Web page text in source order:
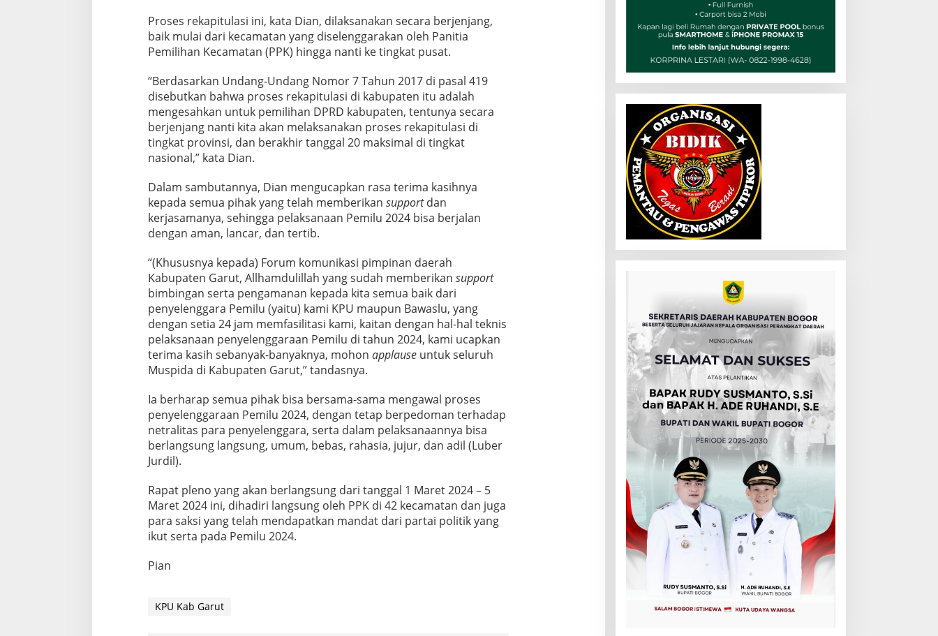
Proses rekapitulasi ini, kata Dian, dilaksanakan secara berjenjang,
baik mulai dari kecamatan yang diselenggarakan oleh Panitia
Pemilihan Kecamatan (PPK) hingga nanti ke tingkat pusat.
“Berdasarkan Undang-Undang Nomor 7 Tahun 2017 di pasal 419
disebutkan bahwa proses rekapitulasi di kabupaten itu adalah
mengesahkan untuk pemilihan DPRD kabupaten, tentunya secara
berjenjang nanti kita akan melaksanakan proses rekapitulasi di
tingkat provinsi, dan berakhir tanggal 20 maksimal di tingkat
nasional,” kata Dian.
Dalam sambutannya, Dian mengucapkan rasa terima kasihnya
kepada semua pihak yang telah memberikan supportdan
kerjasamanya, sehingga pelaksanaan Pemilu 2024 bisa berjalan
dengan aman, lancar, dan tertib.
“(Khususnya kepada) Forum komunikasi pimpinan daerah
Kabupaten Garut, Allhamdulillah yang sudah memberikan support
bimbingan serta pengamanan kepada kita semua baik dari
penyelenggara Pemilu (yaitu) kami KPU maupun Bawaslu, yang
dengan setia 24 jam memfasilitasi kami, kaitan dengan hal-hal teknis
pelaksanaan penyelenggaraan Pemilu di tahun 2024, kami ucapkan
terima kasih sebanyak-banyaknya, mohon applauseuntuk seluruh
Muspida di Kabupaten Garut,” tandasnya.
Ia berharap semua pihak bisa bersama-sama mengawal proses
penyelenggaraan Pemilu 2024, dengan tetap berpedoman terhadap
netralitas para penyelenggara, serta dalam pelaksanaannya bisa
berlangsung langsung, umum, bebas, rahasia, jujur, dan adil (Luber
Jurdil).
Rapat pleno yang akan berlangsung dari tanggal 1 Maret 2024 – 5
Maret 2024 ini, dihadiri langsung oleh PPK di 42 kecamatan dan juga
para saksi yang telah mendapatkan mandat dari partai politik yang
ikut serta pada Pemilu 2024.
Pian
KPU Kab Garut